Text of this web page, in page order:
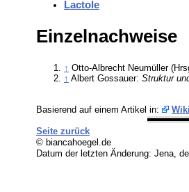
Lactole
Einzelnachweise
↑ Otto-Albrecht Neumüller
↑ Albert Gossauer: Struktur
Basierend auf einem Artikel in:
Seite zurück
© biancahoegel.de
Datum der letzten Änderung: Jena,